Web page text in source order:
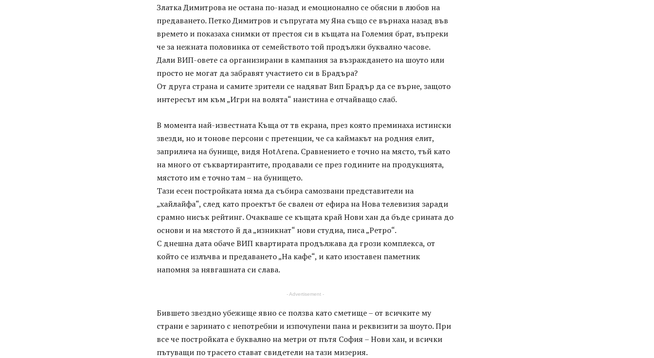
Златка Димитрова не остана по-назад и емоционално се обясни в любов на
предаването. Петко Димитров и съпругата му Яна също се върнаха назад във
времето и показаха снимки от престоя си в къщата на Големия брат, въпреки
че за нежната половинка от семейството той продължи буквално часове.
Дали ВИП-овете са организирани в кампания за възраждането на шоуто или
просто не могат да забравят участието си в Брадъра?
От друга страна и самите зрители се надяват Вип Брадър да се върне, защото
интересът им към „Игри на волята“ наистина е отчайващо слаб.
В момента най-известната Къща от тв екрана, през която преминаха истински
звезди, но и тонове персони с претенции, че са каймакът на родния елит,
заприлича на бунище, видя HotArena. Сравнението е точно на място, тъй като
на много от съквартирантите, продавали се през годините на продукцията,
мястото им е точно там – на бунището.
Тази есен постройката няма да събира самозвани представители на
„хайлайфа“, след като проектът бе свален от ефира на Нова телевизия заради
срамно нисък рейтинг. Очакваше се къщата край Нови хан да бъде срината до
основи и на мястото й да „изникнат“ нови студиа, писа „Ретро“.
С днешна дата обаче ВИП квартирата продължава да грози комплекса, от
който се излъчва и предаването „На кафе“, и като изоставен паметник
напомня за нявгашната си слава.
- Advertisement -
Бившето звездно убежище явно се ползва като сметище – от всичките му
страни е заринато с непотребни и изпочупени пана и реквизити за шоуто. При
все че постройката е буквално на метри от пътя София – Нови хан, и всички
пътуващи по трасето стават свидетели на тази мизерия.